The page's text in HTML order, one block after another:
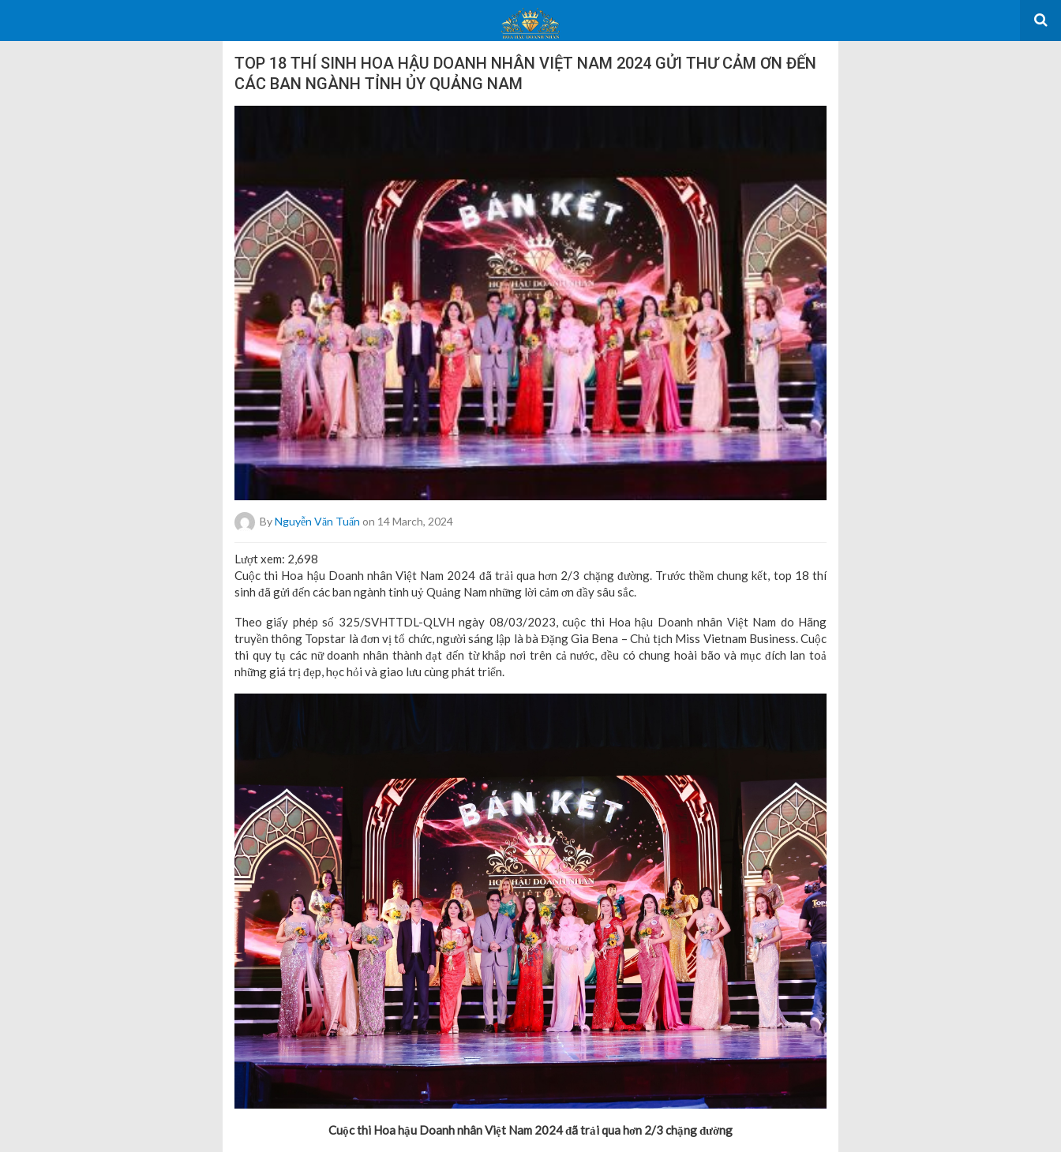
TOP 18 THÍ SINH HOA HẬU DOANH NHÂN VIỆT NAM 2024 GỬI THƯ CẢM ƠN ĐẾN
CÁC BAN NGÀNH TỈNH ỦY QUẢNG NAM
ByNguyễn Văn Tuấn on 14 March, 2024
Lượt xem: 2,698
Cuộc thi Hoa hậu Doanh nhân Việt Nam 2024 đã trải qua hơn 2/3 chặng đường. Trước thềm chung kết, top 18 thí
sinh đã gửi đến các ban ngành tỉnh uỷ Quảng Nam những lời cảm ơn đầy sâu sắc.
Theo giấy phép số 325/SVHTTDL-QLVH ngày 08/03/2023, cuộc thi Hoa hậu Doanh nhân Việt Nam do Hãng
truyền thông Topstar là đơn vị tổ chức, người sáng lập là bà Đặng Gia Bena – Chủ tịch Miss Vietnam Business. Cuộc
thi quy tụ các nữ doanh nhân thành đạt đến từ khắp nơi trên cả nước, đều có chung hoài bão và mục đích lan toả
những giá trị đẹp, học hỏi và giao lưu cùng phát triển.
Cuộc thi Hoa hậu Doanh nhân Việt Nam 2024 đã trải qua hơn 2/3 chặng đường